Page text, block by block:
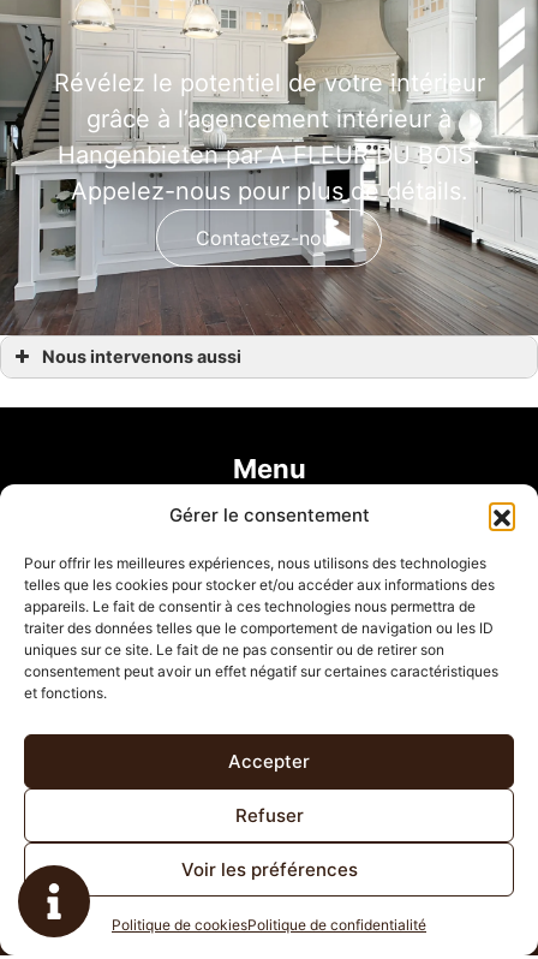
Gérer le consentement
Pour offrir les meilleures expériences, nous utilisons des technologies
telles que les cookies pour stocker et/ou accéder aux informations des
appareils. Le fait de consentir à ces technologies nous permettra de
traiter des données telles que le comportement de navigation ou les ID
uniques sur ce site. Le fait de ne pas consentir ou de retirer son
consentement peut avoir un effet négatif sur certaines caractéristiques
et fonctions.
Accepter
Refuser
Voir les préférences
Politique de cookiesPolitique de confidentialité
Révélez le potentiel de votre intérieur
grâce à l’agencement intérieur à
Hangenbieten par A FLEUR DU BOIS.
Appelez-nous pour plus de détails.
Contactez-nous
Nous intervenons aussi
Agencement intérieur Holtzheim
Agencement intérieur Lingolsheim
Agencement intérieur Molsheim
Menu
Accueil
Agencement d’intérieur
Réalisations
Contact
Mentions légales
Politique de confidentialité
Plan de site